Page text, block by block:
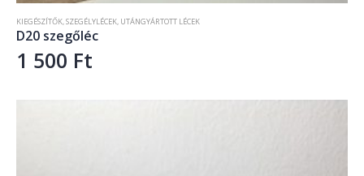
KIEGÉSZÍTŐK,SZEGÉLYLÉCEK, UTÁNGYÁRTOTT LÉCEK
D20 szegőléc
1 500 Ft